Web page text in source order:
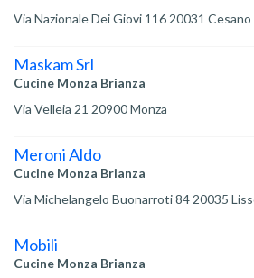
Via Nazionale Dei Giovi 116 20031
Maskam Srl
Cucine Monza Brianza
Via Velleia 21 20900 Monza
Meroni Aldo
Cucine Monza Brianza
Via Michelangelo Buonarroti 84 20035
Mobili
Cucine Monza Brianza